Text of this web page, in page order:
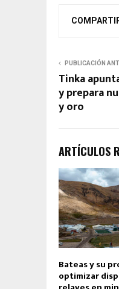
PUBLICACIÓN
Tinka
y prepara
y oro
ARTÍCULOS
Bateas y su
optimizar